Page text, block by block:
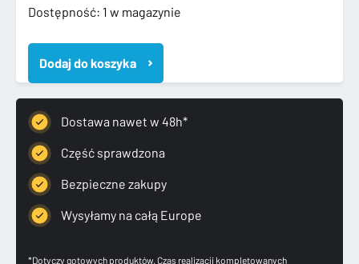
Dostępność: 1 w magazynie
ilość
AUDI
SKODA
SEAT
2020-
MODUŁ
STEROWNIK
GATEWAY
5WB907530H
Dodaj do koszyka
Dostawa nawet w 48h*
Część sprawdzona
Bezpieczne zakupy
Wysyłamy na całą Europe
*Dotyczy gotowych produktów. Czas realizacji kompletowanych